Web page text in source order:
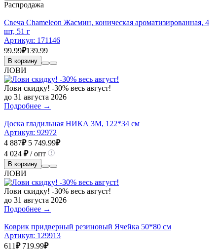
Распродажа
Свеча Chameleon Жасмин, коническая ароматизированная, 4
шт, 51 г
Артикул: 171146
99.99₽139.99
В корзину
ЛОВИ
Лови скидку! -30% весь август!
до 31 августа 2026
Подробнее →
Доска гладильная НИКА 3М, 122*34 см
Артикул: 92972
4 887₽ 5 749.99₽
4 024 ₽/ опт
В корзину
ЛОВИ
Лови скидку! -30% весь август!
до 31 августа 2026
Подробнее →
Коврик придверный резиновый Ячейка 50*80 см
Артикул: 129913
611₽ 719.99₽